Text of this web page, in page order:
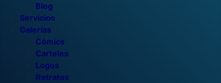
Blog
Servicios
Galerías
Cómics
Carteles
Logos
Retratos